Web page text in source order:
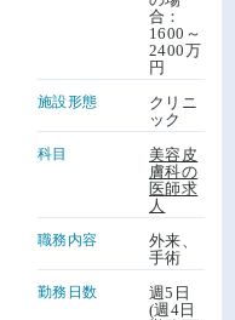
合：
1600～
2400万
円
施設形態
クリニ
ック
科目
美容皮
膚科の
医師求
人
職務内容
外来、
手術
勤務日数
週5日
(週4日